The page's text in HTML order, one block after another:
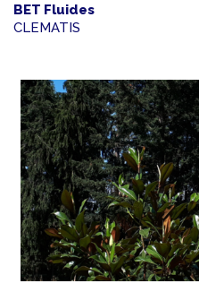
BET Fluides
CLEMATIS